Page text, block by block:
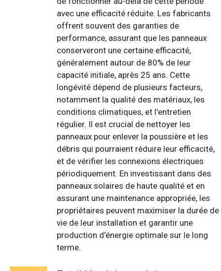
avec une efficacité réduite. Les fabricants
offrent souvent des garanties de
performance, assurant que les panneaux
conserveront une certaine efficacité,
généralement autour de 80% de leur
capacité initiale, après 25 ans. Cette
longévité dépend de plusieurs facteurs,
notamment la qualité des matériaux, les
conditions climatiques, et l'entretien
régulier. Il est crucial de nettoyer les
panneaux pour enlever la poussière et les
débris qui pourraient réduire leur efficacité,
et de vérifier les connexions électriques
périodiquement. En investissant dans des
panneaux solaires de haute qualité et en
assurant une maintenance appropriée, les
propriétaires peuvent maximiser la durée de
vie de leur installation et garantir une
production d'énergie optimale sur le long
terme.